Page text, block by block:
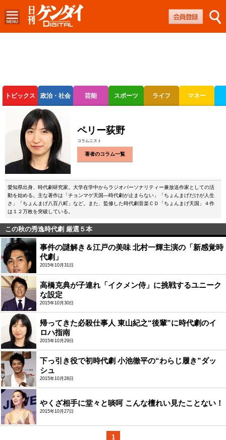
トピックス 政治・社会 芸能 スポーツ ライフ マネー
ボートレース
ペリー荻野
コラムニスト
著者のコラム一覧
愛知県出身、時代劇研究家。大学在学中からラジオパーソナリティー兼放送作家としての活
動を始める。主な著作は「チョンマゲ天国―時代劇が止まらない」「ちょんまげだけが人生
さ」「ちょんまげ八百八町」など。また、監修した時代劇音楽ＣＤ「ちょんまげ天国」４作
は１２万枚を突破している。
この秋の秀逸時代劇 厳選５本
事件の謎解き＆江戸の美味 北村一輝主演の「新感覚時
代劇」
2015年10月31日
高橋克典が子連れ「イクメン侍」に挑戦するユニーク
な設定
2015年10月30日
帰ってきた必殺仕事人 東山紀之“後輩”に時代劇のイ
ロハ指南
2015年10月29日
下っ引き役で初時代劇 小池徹平の“わらじ履き”ダッ
シュ
2015年10月28日
やくざ相手に堂々と啖呵 こんな檀れい見たことない！
2015年10月27日
1